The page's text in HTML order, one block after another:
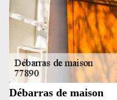
Débarras de maison